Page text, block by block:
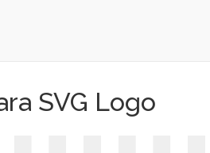
SVG Logo